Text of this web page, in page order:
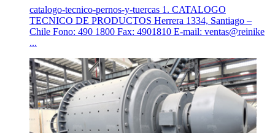
catalogo-tecnico-pernos-y-tuercas 1. CATALOGO
TECNICO DE PRODUCTOS Herrera 1334, Santiago –
Chile Fono: 490 1800 Fax: 4901810 E-mail: ventas@reinike
...